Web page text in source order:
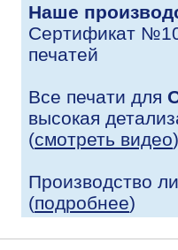
Наше
Сертификат
печатей
Все печати для
высокая
(смотреть видео)
Производство
(подробнее)